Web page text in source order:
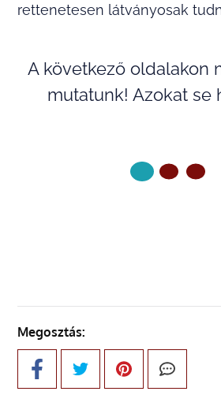
rettenetesen látványosak
A következő oldalakon
mutatunk! Azokat se
Megosztás: